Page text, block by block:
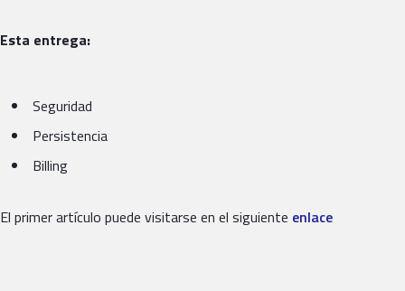
Esta entrega:
Seguridad
Persistencia
Billing
El primer artículo puede visitarse en el siguiente enlace